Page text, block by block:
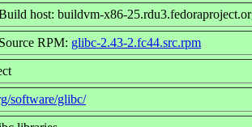
host: buildvm-x86-
Source RPM: glibc-2.43-2.fc44.src.rpm
software/glibc/